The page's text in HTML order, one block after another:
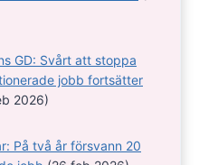
GD: Svårt att stoppa
jobb fortsätter
2026)
På två år försvann 20